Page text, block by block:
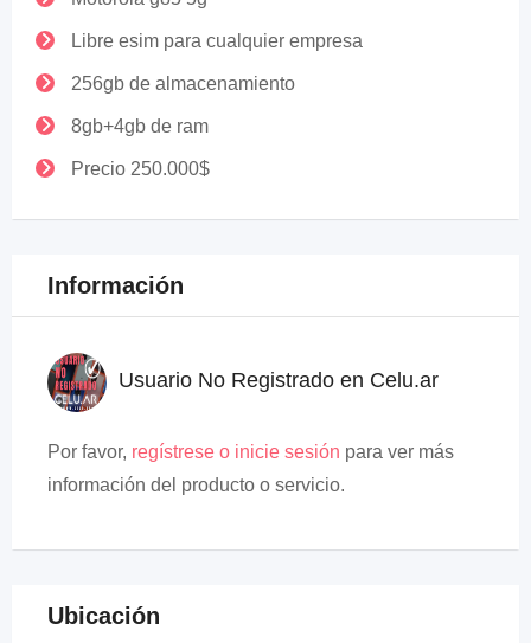
Libre esim para cualquier empresa
256gb de almacenamiento
8gb+4gb de ram
Precio 250.000$
Información
Usuario No Registrado en Celu.ar
Por favor, regístrese o inicie sesión para ver más
información del producto o servicio.
Ubicación